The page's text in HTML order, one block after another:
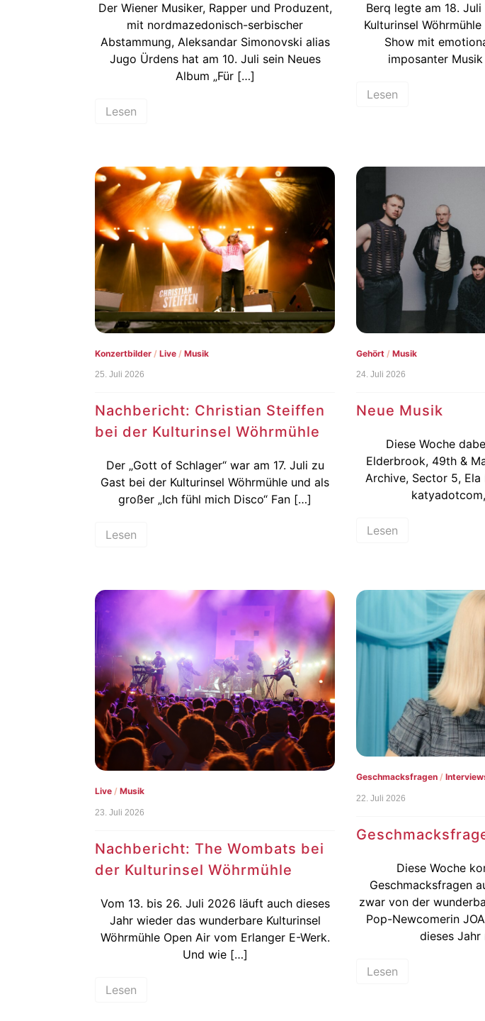
Der Wiener Musiker, Rapper und Produzent,
mit nordmazedonisch-serbischer
Abstammung, Aleksandar Simonovski alias
Jugo Ürdens hat am 10. Juli sein Neues
Album „Für […]
Lesen
Berq legte am 18.
Kulturinsel
Show mit
imposanter
Lesen
Konzertbilder /Live /Musik
25. Juli 2026
Nachbericht: Christian Steiffen
bei der Kulturinsel Wöhrmühle
Der „Gott of Schlager“ war am 17. Juli zu
Gast bei der Kulturinsel Wöhrmühle und als
großer „Ich fühl mich Disco“ Fan […]
Lesen
Gehört/ Musik
24. Juli 2026
Neue Musik
Diese Woche
Elderbrook, 49th &
Archive, Sector 5, Ela
Lesen
Live /Musik
23. Juli 2026
Nachbericht: The Wombats bei
der Kulturinsel Wöhrmühle
Vom 13. bis 26. Juli 2026 läuft auch dieses
Jahr wieder das wunderbare Kulturinsel
Wöhrmühle Open Air vom Erlanger E-Werk.
Und wie […]
Lesen
Geschmacksfragen/
22. Juli 2026
Diese Woche
Geschmacksfragen
zwar von der
Pop-Newcomerin
dieses
Lesen